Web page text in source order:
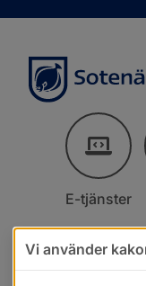
E-tjänster
Vi använder